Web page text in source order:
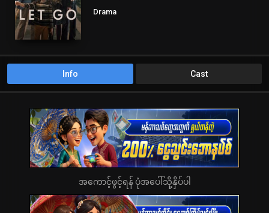
Drama
Info Cast
အကောင့်ဖွင့်ရန် ပုံအပေါ်သို့နှိပ်ပါ